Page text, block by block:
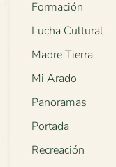
Formación
Lucha Cultural
Madre Tierra
Mi Arado
Panoramas
Portada
Recreación